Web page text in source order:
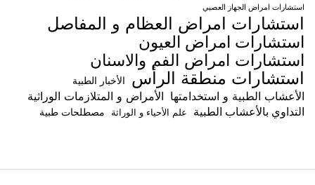
استشارات امراض الجهاز العصبي
استشارات امراض العظام و المفاصل
استشارات امراض العيون
استشارات امراض الفم والاسنان
استشارات منطقة الرأس الأخبار الطبية
الأعشاب الطبية و استخدامتها الأمراض و المتلازمات الوراثية
التداوي بالأعشاب الطبية علم الأحياء و الوراثة مصطلحات طبية